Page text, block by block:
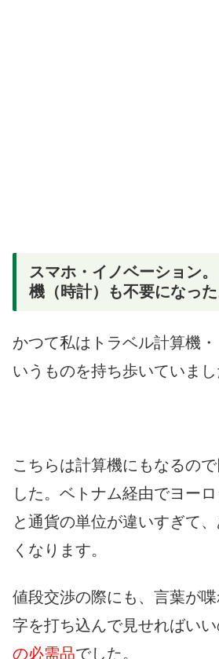
スマホ・イノベーション
機（時計）も不要になった
かつて私はトラベル計算機
いうものを持ち歩いていまし
こちらは計算機にもなるの
した。ベトナム経由でヨー
と通貨の単位が違いすぎて
くなります。
値段交渉の際にも、言葉が
字を打ち込んで見せればいい
の必需品でした。